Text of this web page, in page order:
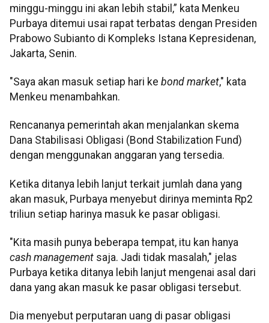
minggu-minggu ini akan lebih stabil,” kata Menkeu
Purbaya ditemui usai rapat terbatas dengan Presiden
Prabowo Subianto di Kompleks Istana Kepresidenan,
Jakarta, Senin.
"Saya akan masuk setiap hari ke bond market," kata
Menkeu menambahkan.
Rencananya pemerintah akan menjalankan skema
Dana Stabilisasi Obligasi (Bond Stabilization Fund)
dengan menggunakan anggaran yang tersedia.
Ketika ditanya lebih lanjut terkait jumlah dana yang
akan masuk, Purbaya menyebut dirinya meminta Rp2
triliun setiap harinya masuk ke pasar obligasi.
"Kita masih punya beberapa tempat, itu kan hanya
cash management saja. Jadi tidak masalah," jelas
Purbaya ketika ditanya lebih lanjut mengenai asal dari
dana yang akan masuk ke pasar obligasi tersebut.
Dia menyebut perputaran uang di pasar obligasi